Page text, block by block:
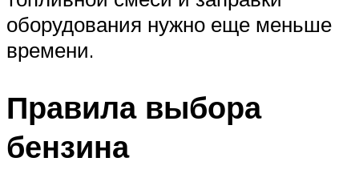
оборудования нужно еще меньше
времени.
Правила выбора
бензина